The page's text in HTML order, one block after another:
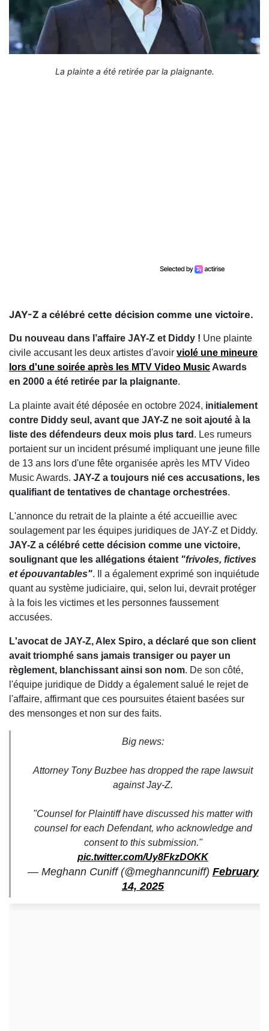
La plainte a été retirée par la plaignante.
JAY-Z a célébré cette décision comme une victoire.
Du nouveau dans l’affaire JAY-Z et Diddy ! Une plainte
civile accusant les deux artistes d'avoir violé une mineure
lors d'une soirée après les MTV Video Music Awards
en 2000 a été retirée par la plaignante.
La plainte avait été déposée en octobre 2024, initialement
contre Diddy seul, avant que JAY-Z ne soit ajouté à la
liste des défendeurs deux mois plus tard . Les rumeurs
portaient sur un incident présumé impliquant une jeune fille
de 13 ans lors d'une fête organisée après les MTV Video
Music Awards. JAY-Z a toujours nié ces accusations, les
qualifiant de tentatives de chantage orchestrées.
L'annonce du retrait de la plainte a été accueillie avec
soulagement par les équipes juridiques de JAY-Z et Diddy.
JAY-Z a célébré cette décision comme une victoire,
soulignant que les allégations étaient "frivoles, fictives
et épouvantables". Il a également exprimé son inquiétude
quant au système judiciaire, qui, selon lui, devrait protéger
à la fois les victimes et les personnes faussement
accusées.
L'avocat de JAY-Z, Alex Spiro, a déclaré que son client
avait triomphé sans jamais transiger ou payer un
règlement, blanchissant ainsi son nom. De son côté,
l'équipe juridique de Diddy a également salué le rejet de
l'affaire, affirmant que ces poursuites étaient basées sur
des mensonges et non sur des faits.
Big news:
Attorney Tony Buzbee has dropped the rape lawsuit
against Jay-Z.
"Counsel for Plaintiff have discussed his matter with
counsel for each Defendant, who acknowledge and
consent to this submission."
pic.twitter.com/Uy8FkzDOKK
— Meghann Cuniff (@meghanncuniff) February
14, 2025